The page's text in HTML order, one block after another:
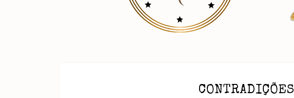
CONTRADIÇÕES